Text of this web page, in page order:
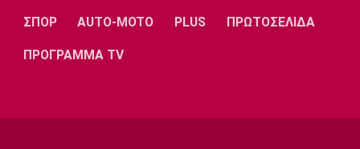
Πινγκ Πονγκ: Ασημένια η Τζαρίδου στο Όπεν
08:50
ΣΠΟΡ AUTO-MOTO PLUS ΠΡΩΤΟΣΕΛΙΔΑ
ΠΡΟΓΡΑΜΜΑ TV